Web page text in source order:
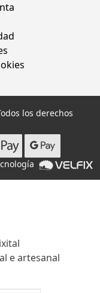
los derechos
e artesanal